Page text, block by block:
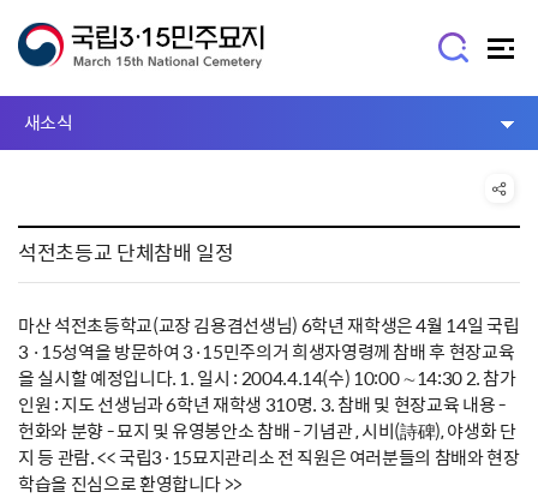
새소식
석전초등교 단체참배 일정
마산 석전초등학교(교장 김용겸선생님) 6학년 재학생은 4월 14일 국립
3 ·15성역을 방문하여 3·15민주의거 희생자영령께 참배 후 현장교육
을 실시할 예정입니다. 1. 일시 : 2004.4.14(수) 10:00 ∼14:30 2. 참가
인원 : 지도 선생님과 6학년 재학생 310명. 3. 참배 및 현장교육 내용 -
헌화와 분향 - 묘지 및 유영봉안소 참배 - 기념관 , 시비(詩碑), 야생화 단
지 등 관람. << 국립3·15묘지관리소 전 직원은 여러분들의 참배와 현장
학습을 진심으로 환영합니다 >>